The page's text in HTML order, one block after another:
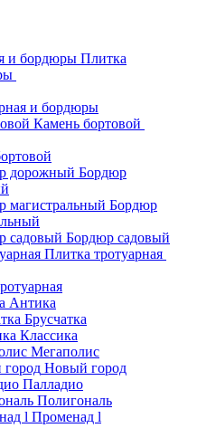
Плитка
и бордюры
Камень бортовой
Бордюр
Бордюр
Бордюр садовый
Плитка тротуарная
Антика
Брусчатка
Классика
Мегаполис
Новый город
Палладио
Полигональ
Променад l